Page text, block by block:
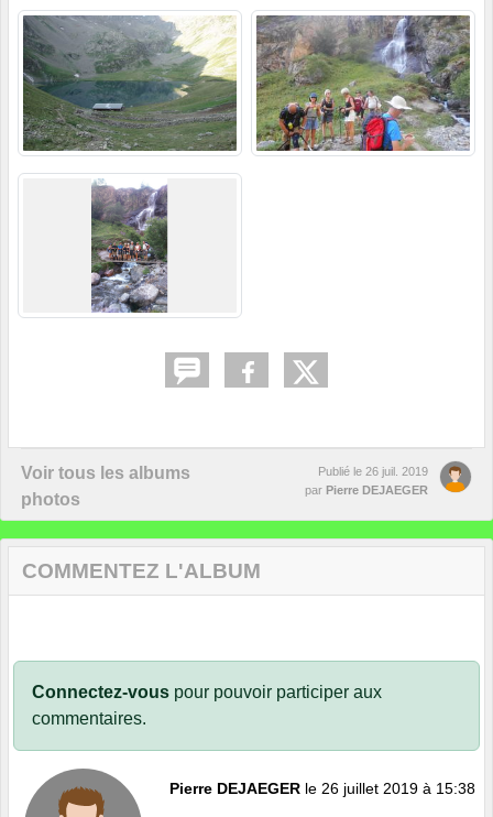
Voir tous les albums
photos
Publié le 26 juil. 2019
par Pierre DEJAEGER
COMMENTEZ L'ALBUM
Connectez-vous pour pouvoir participer aux
commentaires.
Pierre DEJAEGER le 26 juillet 2019 à 15:38